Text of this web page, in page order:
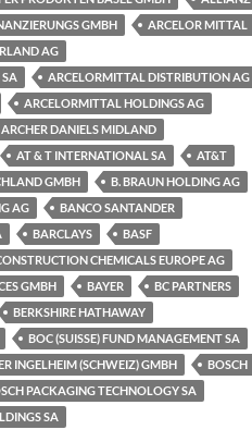
GMBH
ARCELOR MITTAL
AG
SA
ARCELORMITTAL DISTRIBUTION AG
ARCELORMITTAL HOLDINGS AG
ARCHER DANIELS MIDLAND
AT & T INTERNATIONAL SA
AT&T
GMBH
B. BRAUN HOLDING AG
AG
BANCO SANTANDER
BARCLAYS
BASF
CHEMICALS EUROPE AG
GMBH BAYER
BC PARTNERS
BERKSHIRE HATHAWAY
BOC (SUISSE) FUND MANAGEMENT SA
INGELHEIM (SCHWEIZ) GMBH
BOSCH
PACKAGING TECHNOLOGY SA
SA